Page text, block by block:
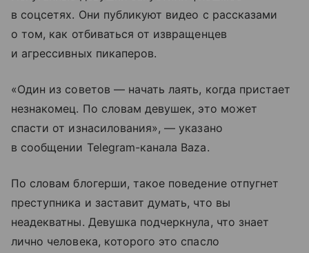
в соцсетях. Они публикуют видео с рассказами
о том, как отбиваться от извращенцев
и агрессивных пикаперов.
«Один из советов — начать лаять, когда пристает
незнакомец. По словам девушек, это может
спасти от изнасилования», — указано
в сообщении Telegram-канала Baza.
По словам блогерши, такое поведение отпугнет
преступника и заставит думать, что вы
неадекватны. Девушка подчеркнула, что знает
лично человека, которого это спасло